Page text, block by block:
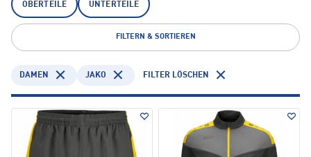
OBERTEILE UNTERTEILE
FILTERN & SORTIEREN
DAMEN JAKO FILTER LÖSCHEN